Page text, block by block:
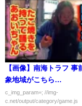
【画像】南海トラフ 事
象地域がこちら…
c_img_param=; //img-
c.net/output/category/game.js